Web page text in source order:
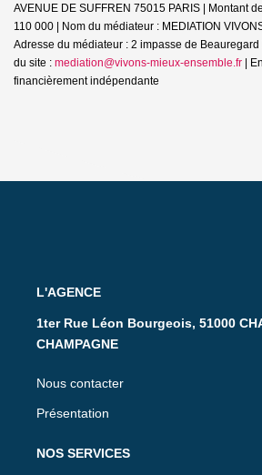
AVENUE DE SUFFREN 75015 PARIS | Montant
110 000 | Nom du médiateur : MEDIATION
Adresse du médiateur : 2 impasse de
du site : mediation@vivons-mieux-ensemble.fr |
financièrement indépendante
L'AGENCE
1ter Rue Léon Bourgeois, 51000
CHAMPAGNE
Nous contacter
Présentation
NOS SERVICES